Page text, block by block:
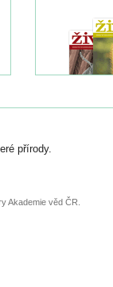
přírody.
Akademie věd ČR.